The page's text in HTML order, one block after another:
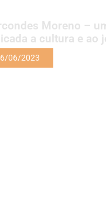
Moreno –
a cultura e ao
06/2023